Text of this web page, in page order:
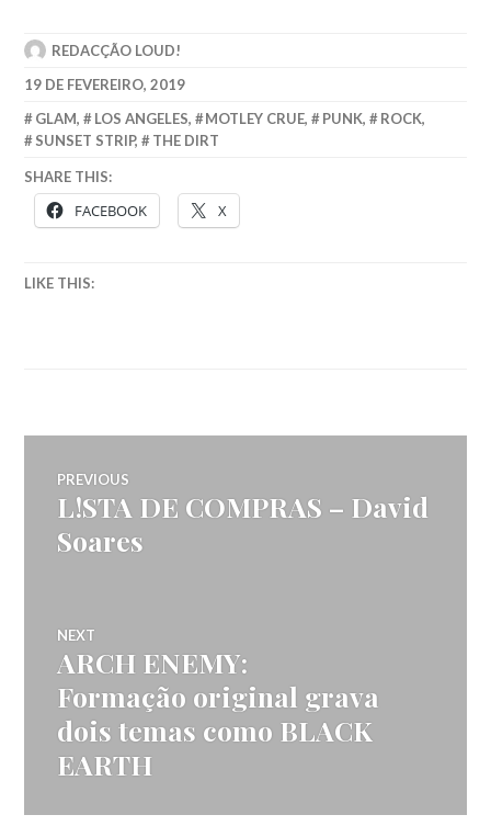
REDACÇÃO LOUD!
19 DE FEVEREIRO, 2019
GLAM, LOS ANGELES, MOTLEY CRUE, PUNK, ROCK,
SUNSET STRIP, THE DIRT
SHARE THIS:
FACEBOOK X
LIKE THIS:
Navegação
de
PREVIOUS
Previous
L!STA DE COMPRAS – David
Soares
NEXT
Next
ARCH ENEMY:
Formação original grava
dois temas como BLACK
EARTH